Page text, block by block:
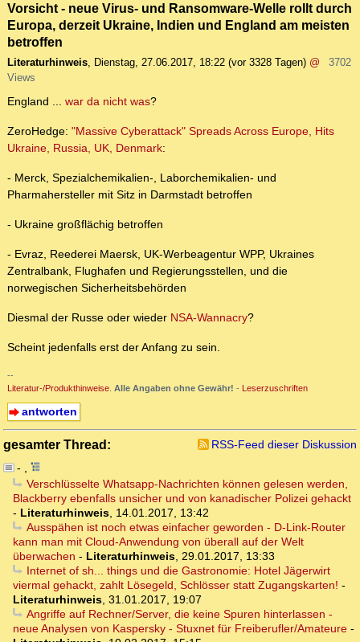
Vorsicht - neue Virus- und Ransomware-Welle rollt durch
Europa, derzeit Ukraine, Indien und England am meisten
betroffen
Literaturhinweis, Dienstag, 27.06.2017, 18:22 (vor 3328 Tagen) @
3702
Views
England ... war da nicht was?
ZeroHedge: "Massive Cyberattack" Spreads Across Europe, Hits
Ukraine, Russia, UK, Denmark:
- Merck, Spezialchemikalien-, Laborchemikalien- und
Pharmahersteller mit Sitz in Darmstadt betroffen
- Ukraine großflächig betroffen
- Evraz, Reederei Maersk, UK-Werbeagentur WPP, Ukraines
Zentralbank, Flughafen und Regierungsstellen, und die
norwegischen Sicherheitsbehörden
Diesmal der Russe oder wieder NSA-Wannacry?
Scheint jedenfalls erst der Anfang zu sein.
--
Literatur-/Produkthinweise. Alle Angaben ohne Gewähr! - Leserzuschriften
antworten
gesamter Thread:
RSS-Feed dieser Diskussion
- ,
Verschlüsselte Whatsapp-Nachrichten können gelesen werden,
Blackberry ebenfalls unsicher und von kanadischer Polizei gehackt
- Literaturhinweis, 14.01.2017, 13:42
Ausspähen ist noch etwas einfacher geworden - D-Link-Router
kann man mit Cloud-Anwendung von überall auf der Welt
überwachen - Literaturhinweis, 29.01.2017, 13:33
Internet of sh... things und die Gastronomie: Hotel Jägerwirt
viermal gehackt, zahlt Lösegeld, Schlösser statt Zugangskarten! -
Literaturhinweis, 31.01.2017, 19:07
Angriffe auf Rechner/Server, die keine Spuren hinterlassen -
neue Analysen von Kaspersky - Stuxnet für Freiberufler/Amateure -